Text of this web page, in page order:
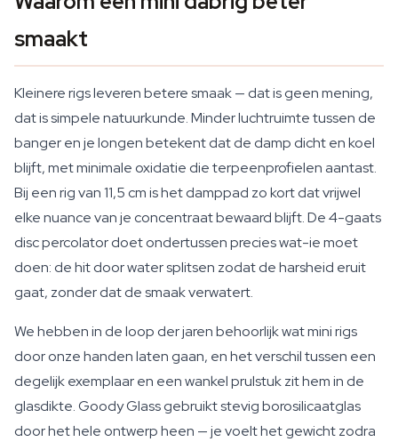
smaakt
Kleinere rigs leveren betere smaak — dat is geen mening,
dat is simpele natuurkunde. Minder luchtruimte tussen de
banger en je longen betekent dat de damp dicht en koel
blijft, met minimale oxidatie die terpeenprofielen aantast.
Bij een rig van 11,5 cm is het damppad zo kort dat vrijwel
elke nuance van je concentraat bewaard blijft. De 4-gaats
disc percolator doet ondertussen precies wat-ie moet
doen: de hit door water splitsen zodat de harsheid eruit
gaat, zonder dat de smaak verwatert.
We hebben in de loop der jaren behoorlijk wat mini rigs
door onze handen laten gaan, en het verschil tussen een
degelijk exemplaar en een wankel prulstuk zit hem in de
glasdikte. Goody Glass gebruikt stevig borosilicaatglas
door het hele ontwerp heen — je voelt het gewicht zodra